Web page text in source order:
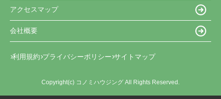
アクセスマップ
会社概要
利用規約 プライバシーポリシー サイトマップ
Copyright(c) コノミハウジング All Rights Reserved.